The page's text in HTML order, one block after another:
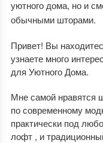
уютного дома, но и
обычными шторами.
Привет! Вы
узнаете много
для Уютного Дома.
Мне самой нравятся
по современному
практически под
лофт , и